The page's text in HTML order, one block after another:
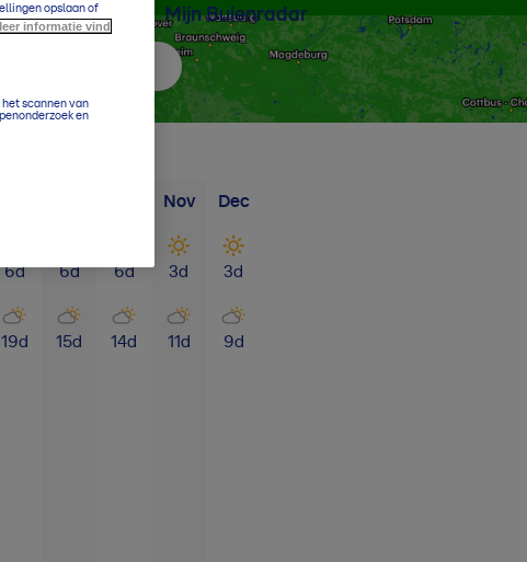
Mijn Buienradar
toe aan favorieten
6d
19d
6d
15d
6d
14d
Nov
3d
11d
Dec
3d
9d
opslaan of
informatie vind
scannen van
en